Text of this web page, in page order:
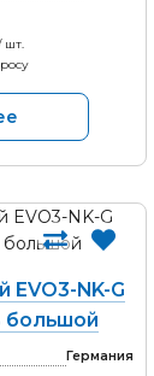
шт.
NK-G
большой
Германия